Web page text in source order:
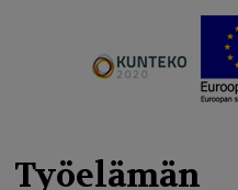
Työelämän